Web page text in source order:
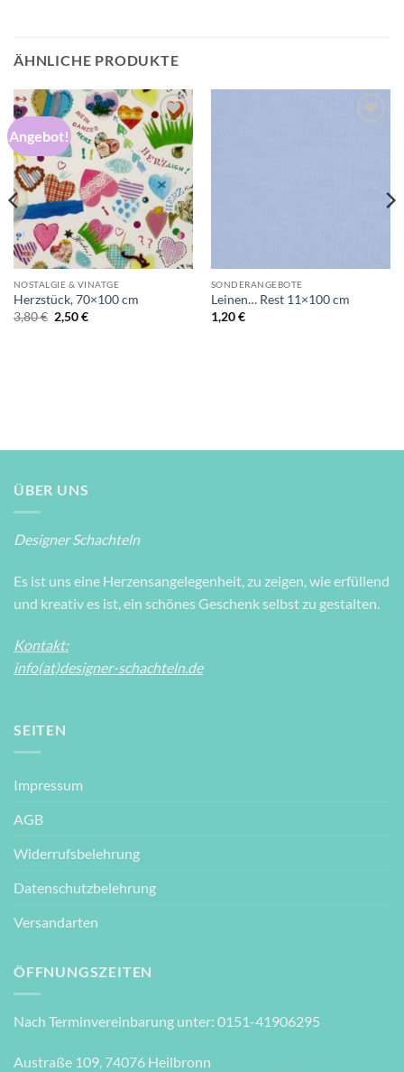
ÄHNLICHE PRODUKTE
Angebot!
Auf die
Wunschliste
NOSTALGIE & VINATGE
Herzstück, 70×100 cm
3,80€ Ursprünglicher
Preis
2,50€Aktueller
SONDERANGEBOTE
Leinen… Rest 11×100 cm
1,20€
ÜBER UNS
Designer Schachteln
Es ist uns eine Herzensangelegenheit, zu zeigen, wie erfüllend
und kreativ es ist, ein schönes Geschenk selbst zu gestalten.
Kontakt:
info(at)designer-schachteln.de
SEITEN
Impressum
AGB
Widerrufsbelehrung
Datenschutzbelehrung
Versandarten
ÖFFNUNGSZEITEN
Nach Terminvereinbarung unter: 0151-41906295
Austraße 109, 74076 Heilbronn